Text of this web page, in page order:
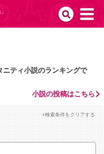
ニティ小説のランキングで
小説の投稿はこちら
×検索条件をクリアする